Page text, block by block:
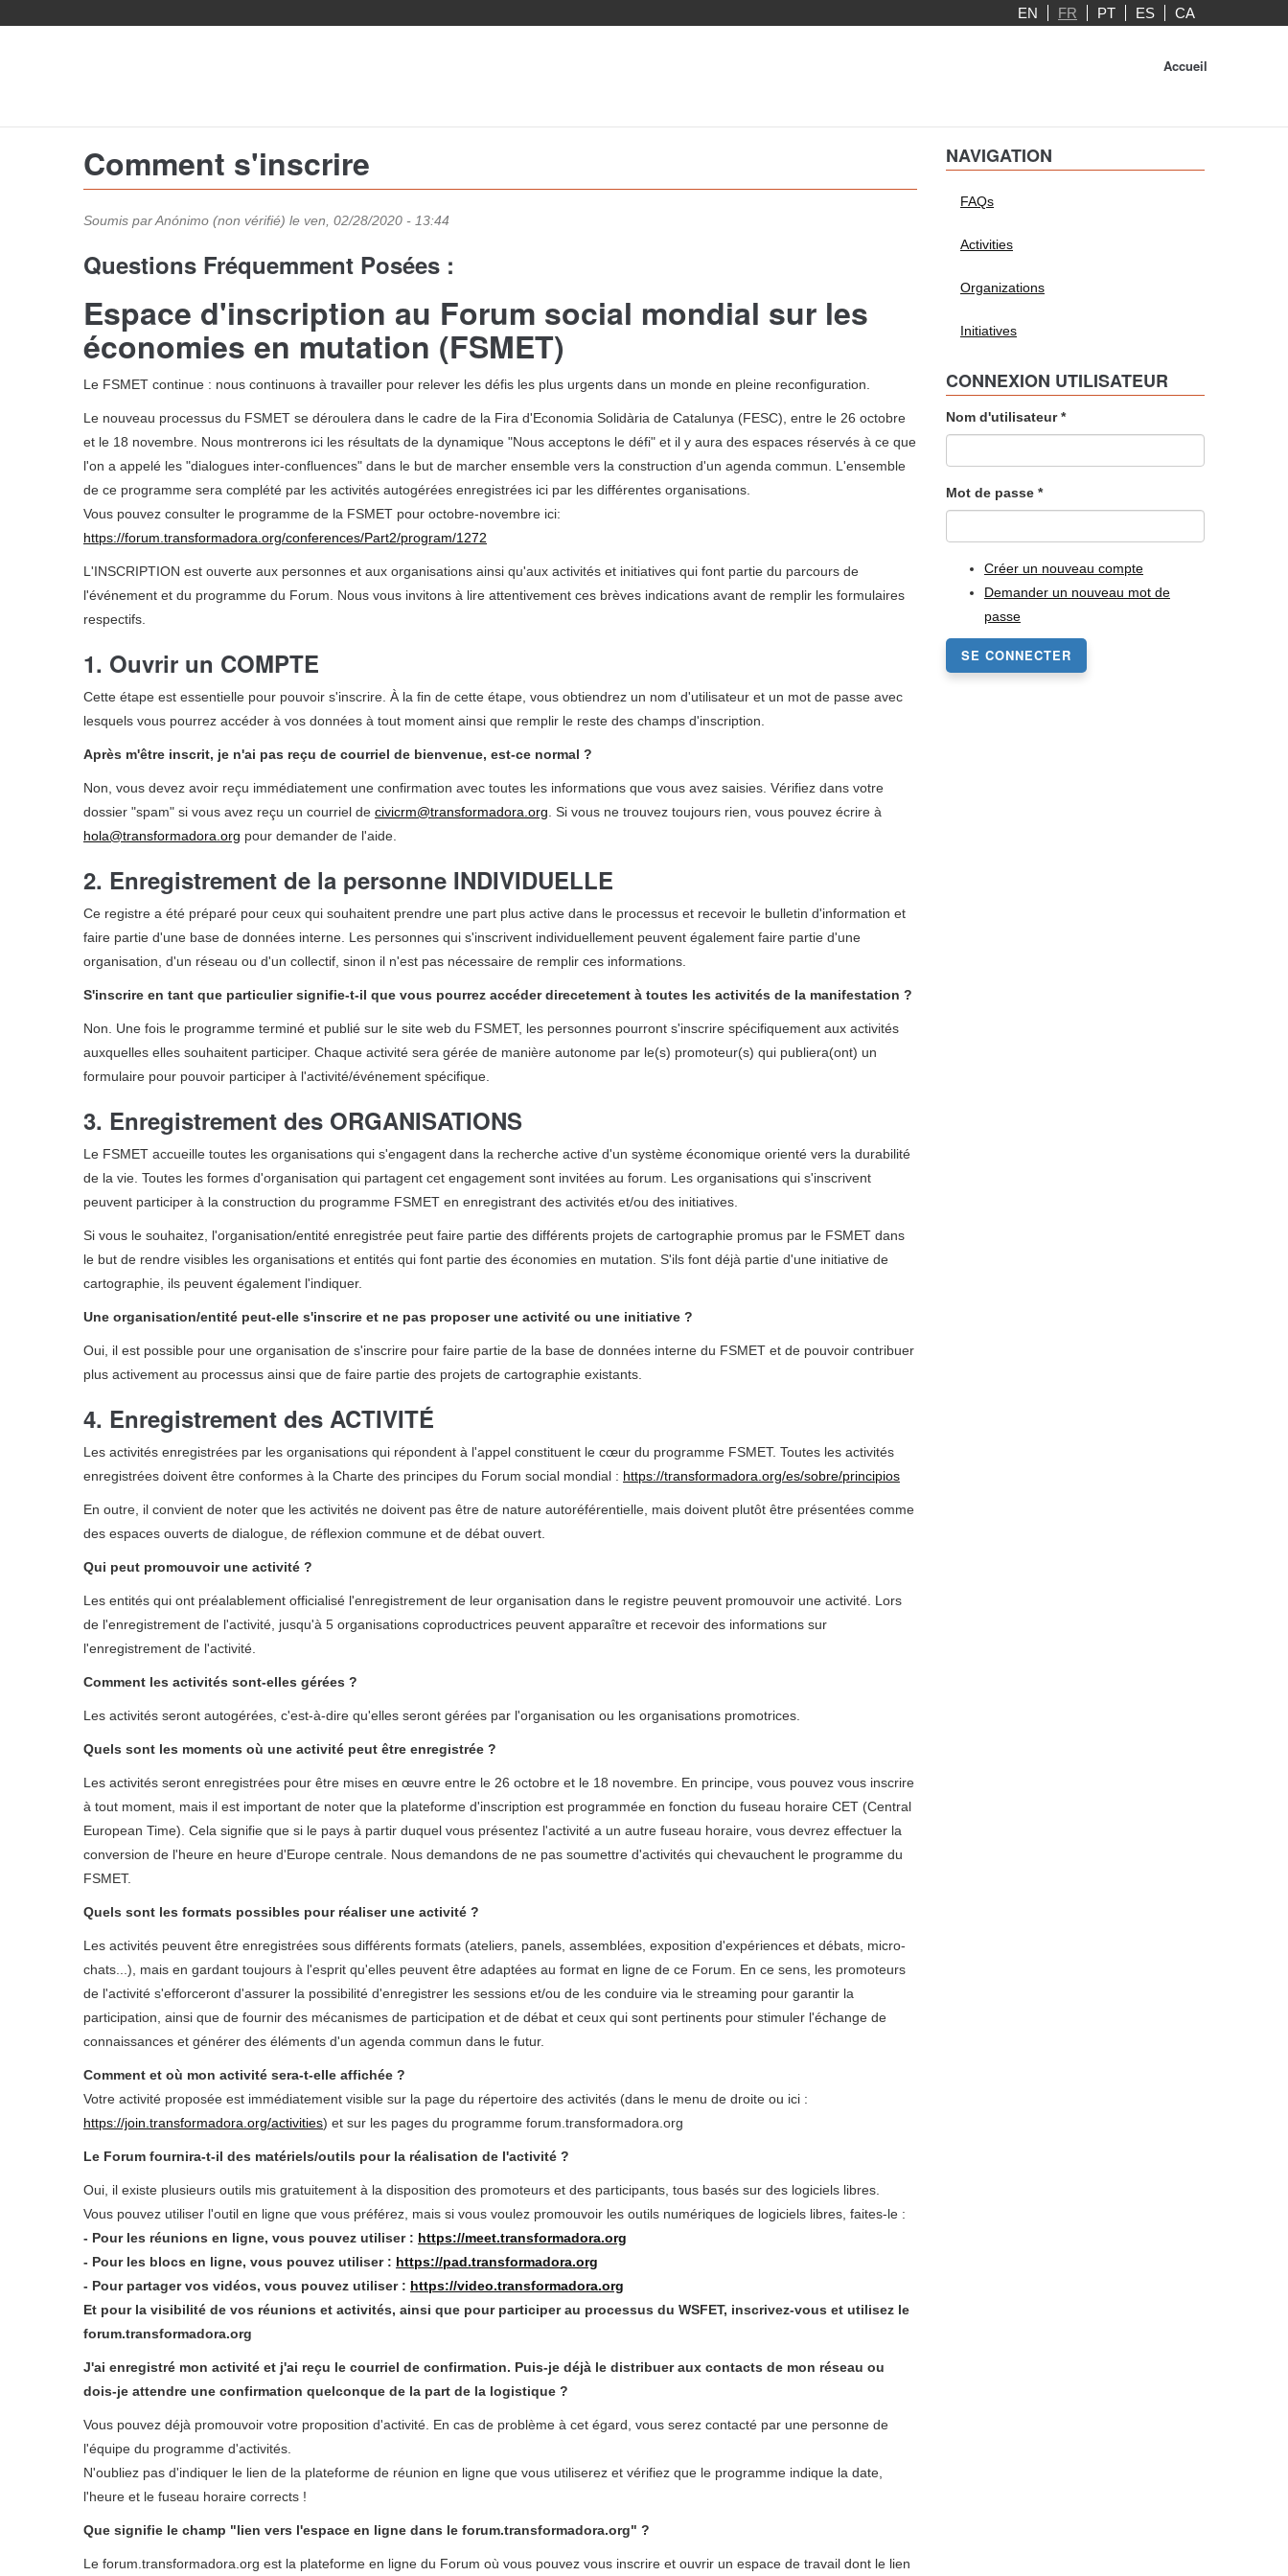
EN FR PT ES CA
Accueil
Comment s'inscrire
Soumis parAnónimo (non vérifié) le ven, 02/28/2020 - 13:44
Questions Fréquemment Posées :
Espace d'inscription au Forum social mondial sur les
économies en mutation (FSMET)
Le FSMET continue : nous continuons à travailler pour relever les défis les plus urgents dans un monde en pleine reconfiguration.
Le nouveau processus du FSMET se déroulera dans le cadre de la Fira d'Economia Solidària de Catalunya (FESC), entre le 26 octobre
et le 18 novembre. Nous montrerons ici les résultats de la dynamique "Nous acceptons le défi" et il y aura des espaces réservés à ce que
l'on a appelé les "dialogues inter-confluences" dans le but de marcher ensemble vers la construction d'un agenda commun. L'ensemble
de ce programme sera complété par les activités autogérées enregistrées ici par les différentes organisations.
Vous pouvez consulter le programme de la FSMET pour octobre-novembre ici:
https://forum.transformadora.org/conferences/Part2/program/1272
L'INSCRIPTION est ouverte aux personnes et aux organisations ainsi qu'aux activités et initiatives qui font partie du parcours de
l'événement et du programme du Forum. Nous vous invitons à lire attentivement ces brèves indications avant de remplir les formulaires
respectifs.
1. Ouvrir un COMPTE
Cette étape est essentielle pour pouvoir s'inscrire. À la fin de cette étape, vous obtiendrez un nom d'utilisateur et un mot de passe avec
lesquels vous pourrez accéder à vos données à tout moment ainsi que remplir le reste des champs d'inscription.
Après m'être inscrit, je n'ai pas reçu de courriel de bienvenue, est-ce normal ?
Non, vous devez avoir reçu immédiatement une confirmation avec toutes les informations que vous avez saisies. Vérifiez dans votre
dossier "spam" si vous avez reçu un courriel de civicrm@transformadora.org . Si vous ne trouvez toujours rien, vous pouvez écrire à
hola@transformadora.org pour demander de l'aide.
2. Enregistrement de la personne INDIVIDUELLE
Ce registre a été préparé pour ceux qui souhaitent prendre une part plus active dans le processus et recevoir le bulletin d'information et
faire partie d'une base de données interne. Les personnes qui s'inscrivent individuellement peuvent également faire partie d'une
organisation, d'un réseau ou d'un collectif, sinon il n'est pas nécessaire de remplir ces informations.
S'inscrire en tant que particulier signifie-t-il que vous pourrez accéder direcetement à toutes les activités de la manifestation ?
Non. Une fois le programme terminé et publié sur le site web du FSMET, les personnes pourront s'inscrire spécifiquement aux activités
auxquelles elles souhaitent participer. Chaque activité sera gérée de manière autonome par le(s) promoteur(s) qui publiera(ont) un
formulaire pour pouvoir participer à l'activité/événement spécifique.
3. Enregistrement des ORGANISATIONS
Le FSMET accueille toutes les organisations qui s'engagent dans la recherche active d'un système économique orienté vers la durabilité
de la vie. Toutes les formes d'organisation qui partagent cet engagement sont invitées au forum. Les organisations qui s'inscrivent
peuvent participer à la construction du programme FSMET en enregistrant des activités et/ou des initiatives.
Si vous le souhaitez, l'organisation/entité enregistrée peut faire partie des différents projets de cartographie promus par le FSMET dans
le but de rendre visibles les organisations et entités qui font partie des économies en mutation. S'ils font déjà partie d'une initiative de
cartographie, ils peuvent également l'indiquer.
Une organisation/entité peut-elle s'inscrire et ne pas proposer une activité ou une initiative ?
Oui, il est possible pour une organisation de s'inscrire pour faire partie de la base de données interne du FSMET et de pouvoir contribuer
plus activement au processus ainsi que de faire partie des projets de cartographie existants.
4. Enregistrement des ACTIVITÉ
Les activités enregistrées par les organisations qui répondent à l'appel constituent le cœur du programme FSMET. Toutes les activités
enregistrées doivent être conformes à la Charte des principes du Forum social mondial : https://transformadora.org/es/sobre/principios
En outre, il convient de noter que les activités ne doivent pas être de nature autoréférentielle, mais doivent plutôt être présentées comme
des espaces ouverts de dialogue, de réflexion commune et de débat ouvert.
Qui peut promouvoir une activité ?
Les entités qui ont préalablement officialisé l'enregistrement de leur organisation dans le registre peuvent promouvoir une activité. Lors
de l'enregistrement de l'activité, jusqu'à 5 organisations coproductrices peuvent apparaître et recevoir des informations sur
l'enregistrement de l'activité.
Comment les activités sont-elles gérées ?
Les activités seront autogérées, c'est-à-dire qu'elles seront gérées par l'organisation ou les organisations promotrices.
Quels sont les moments où une activité peut être enregistrée ?
Les activités seront enregistrées pour être mises en œuvre entre le 26 octobre et le 18 novembre. En principe, vous pouvez vous inscrire
à tout moment, mais il est important de noter que la plateforme d'inscription est programmée en fonction du fuseau horaire CET (Central
European Time). Cela signifie que si le pays à partir duquel vous présentez l'activité a un autre fuseau horaire, vous devrez effectuer la
conversion de l'heure en heure d'Europe centrale. Nous demandons de ne pas soumettre d'activités qui chevauchent le programme du
FSMET.
Quels sont les formats possibles pour réaliser une activité ?
Les activités peuvent être enregistrées sous différents formats (ateliers, panels, assemblées, exposition d'expériences et débats, micro-
chats...), mais en gardant toujours à l'esprit qu'elles peuvent être adaptées au format en ligne de ce Forum. En ce sens, les promoteurs
de l'activité s'efforceront d'assurer la possibilité d'enregistrer les sessions et/ou de les conduire via le streaming pour garantir la
participation, ainsi que de fournir des mécanismes de participation et de débat et ceux qui sont pertinents pour stimuler l'échange de
connaissances et générer des éléments d'un agenda commun dans le futur.
Comment et où mon activité sera-t-elle affichée ?
Votre activité proposée est immédiatement visible sur la page du répertoire des activités (dans le menu de droite ou ici :
https://join.transformadora.org/activities) et sur les pages du programme forum.transformadora.org
Le Forum fournira-t-il des matériels/outils pour la réalisation de l'activité ?
Oui, il existe plusieurs outils mis gratuitement à la disposition des promoteurs et des participants, tous basés sur des logiciels libres.
Vous pouvez utiliser l'outil en ligne que vous préférez, mais si vous voulez promouvoir les outils numériques de logiciels libres, faites-le :
- Pour les réunions en ligne, vous pouvez utiliser : https://meet.transformadora.org
- Pour les blocs en ligne, vous pouvez utiliser : https://pad.transformadora.org
- Pour partager vos vidéos, vous pouvez utiliser : https://video.transformadora.org
Et pour la visibilité de vos réunions et activités, ainsi que pour participer au processus du WSFET, inscrivez-vous et utilisez le
forum.transformadora.org
J'ai enregistré mon activité et j'ai reçu le courriel de confirmation. Puis-je déjà le distribuer aux contacts de mon réseau ou
dois-je attendre une confirmation quelconque de la part de la logistique ?
Vous pouvez déjà promouvoir votre proposition d'activité. En cas de problème à cet égard, vous serez contacté par une personne de
l'équipe du programme d'activités.
N'oubliez pas d'indiquer le lien de la plateforme de réunion en ligne que vous utiliserez et vérifiez que le programme indique la date,
l'heure et le fuseau horaire corrects !
Que signifie le champ "lien vers l'espace en ligne dans le forum.transformadora.org" ?
Le forum.transformadora.org est la plateforme en ligne du Forum où vous pouvez vous inscrire et ouvrir un espace de travail dont le lien
NAVIGATION
FAQs
Activities
Organizations
Initiatives
CONNEXION UTILISATEUR
Nom d'utilisateur*
Mot de passe *
Créer un nouveau compte
Demander un nouveau mot de
passe
SE CONNECTER